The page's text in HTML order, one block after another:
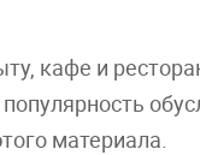
кафе и
материала.